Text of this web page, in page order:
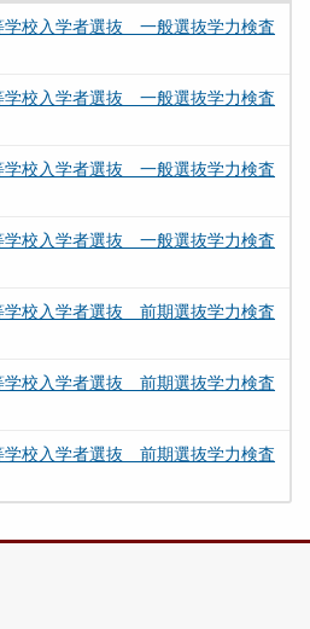
学校入学者選抜 一般選抜学力検査
学校入学者選抜 一般選抜学力検査
学校入学者選抜 一般選抜学力検査
学校入学者選抜 一般選抜学力検査
学校入学者選抜 前期選抜学力検査
学校入学者選抜 前期選抜学力検査
学校入学者選抜 前期選抜学力検査